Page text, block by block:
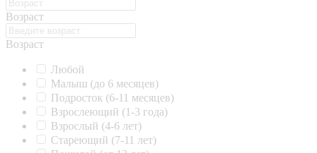
Возраст
Возраст
Любой
Малыш (до 6 месяцев)
Подросток (6-11 месяцев)
Взрослеющий (1-3 года)
Взрослый (4-6 лет)
Стареющий (7-11 лет)